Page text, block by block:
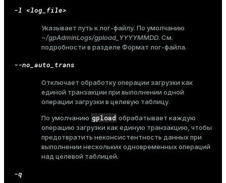
-l <log_file>
Указывает путь к лог-файлу. По умолчанию
~/gpAdminLogs/gpload_YYYYMMDD. См.
подробности в разделе Формат лог-файла.
--no_auto_trans
Отключает обработку операции загрузки как
единой транзакции при выполнении одной
операции загрузки в целевую таблицу.
По умолчанию gpload обрабатывает каждую
операцию загрузки как единую транзакцию, чтобы
предотвратить неконсистентность данных при
выполнении нескольких одновременных операций
над целевой таблицей.
-q